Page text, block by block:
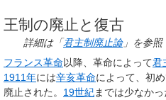
王制の廃止と復古
詳細は「君主制廃止論」を参照
フランス革命以降、革命によって君
1911年には辛亥革命によって、初
廃止された。 19世紀までは少なか